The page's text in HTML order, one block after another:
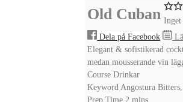
Old Cuban Inget
Dela på Facebook
Elegant & sofistikerad
medan mousserande vin
Course Drinkar
Keyword Angostura
Prep Time 2 minutes
mins